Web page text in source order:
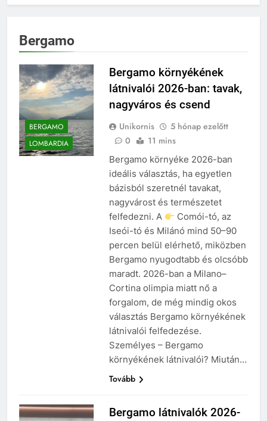
Bergamo
BERGAMO
LOMBARDIA
Bergamo környékének
látnivalói 2026-ban: tavak,
nagyváros és csend
Unikornis
5 hónap ezelőtt
0
11 mins
Bergamo környéke 2026-ban
ideális választás, ha egyetlen
bázisból szeretnél tavakat,
nagyvárost és természetet
felfedezni. A
Comói-tó, az
Iseói-tó és Milánó mind 50–90
percen belül elérhető, miközben
Bergamo nyugodtabb és olcsóbb
maradt. 2026-ban a Milano–
Cortina olimpia miatt nő a
forgalom, de még mindig okos
választás Bergamo környékének
látnivalói felfedezése.
Személyes – Bergamo
környékének látnivalói? Miután…
Tovább
Bergamo látnivalók 2026-